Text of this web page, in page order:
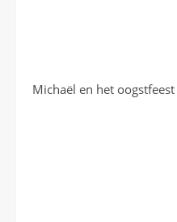
Michaël en het oogstfeest